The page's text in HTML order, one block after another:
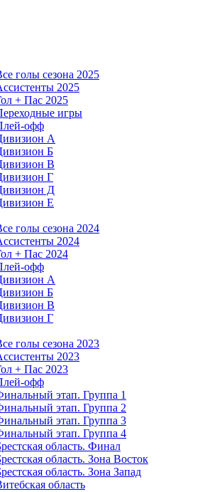
голы сезона 2025
2025
+ Пас 2025
игры
офф
A
Б
В
Г
Д
Е
голы сезона 2024
2024
+ Пас 2024
офф
A
Б
В
Г
голы сезона 2023
2023
+ Пас 2023
офф
этап. Группа 1
этап. Группа 2
этап. Группа 3
этап. Группа 4
область. Финал
область. Зона Восток
область. Зона Запад
область